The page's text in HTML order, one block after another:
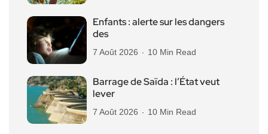
Enfants : alerte sur les dangers
des
7 Août 2026 10 Min Read
Barrage de Saïda : l’État veut
lever
7 Août 2026 10 Min Read